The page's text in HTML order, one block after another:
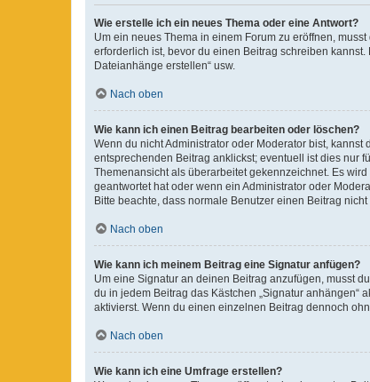
Wie erstelle ich ein neues Thema oder eine Antwort?
Um ein neues Thema in einem Forum zu eröffnen,
erforderlich ist, bevor du einen Beitrag schreiben
Dateianhänge erstellen“ usw.
Nach oben
Wie kann ich einen Beitrag bearbeiten oder löschen?
Wenn du nicht Administrator oder Moderator bist,
entsprechenden Beitrag anklickst; eventuell ist dies nur
Themenansicht als überarbeitet gekennzeichnet. Es
geantwortet hat oder wenn ein Administrator oder
Bitte beachte, dass normale Benutzer einen Beitrag
Nach oben
Wie kann ich meinem Beitrag eine Signatur anfügen?
Um eine Signatur an deinen Beitrag anzufügen, musst
du in jedem Beitrag das Kästchen „Signatur
aktivierst. Wenn du einen einzelnen Beitrag dennoch
Nach oben
Wie kann ich eine Umfrage erstellen?